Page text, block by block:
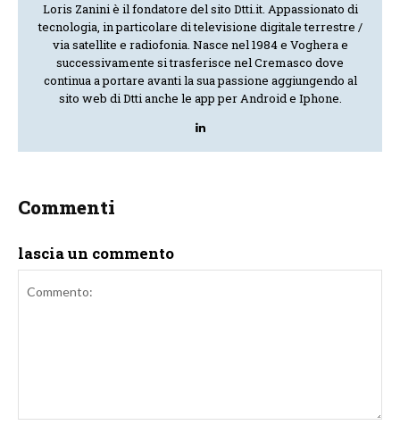
Loris Zanini è il fondatore del sito Dtti.it. Appassionato di
tecnologia, in particolare di televisione digitale terrestre /
via satellite e radiofonia. Nasce nel 1984 e Voghera e
successivamente si trasferisce nel Cremasco dove
continua a portare avanti la sua passione aggiungendo al
sito web di Dtti anche le app per Android e Iphone.
Commenti
lascia un commento